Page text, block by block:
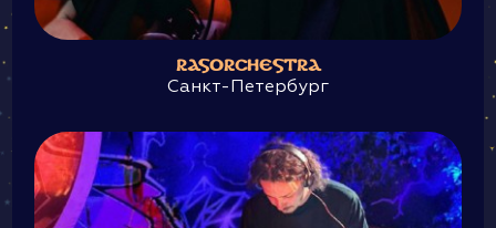
RASORCHESTRA
Санкт-Петербург